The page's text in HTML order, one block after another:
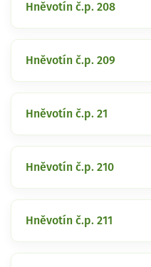
Hněvotín č.p. 208
Hněvotín č.p. 209
Hněvotín č.p. 21
Hněvotín č.p. 210
Hněvotín č.p. 211